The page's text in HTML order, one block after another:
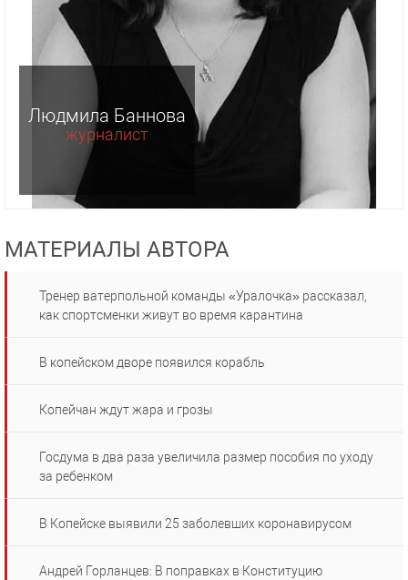
Людмила Баннова
журналист
МАТЕРИАЛЫ АВТОРА
Тренер ватерпольной команды «Уралочка» рассказал,
как спортсменки живут во время карантина
В копейском дворе появился корабль
Копейчан ждут жара и грозы
Госдума в два раза увеличила размер пособия по уходу
за ребенком
В Копейске выявили 25 заболевших коронавирусом
Андрей Горланцев: В поправках в Конституцию